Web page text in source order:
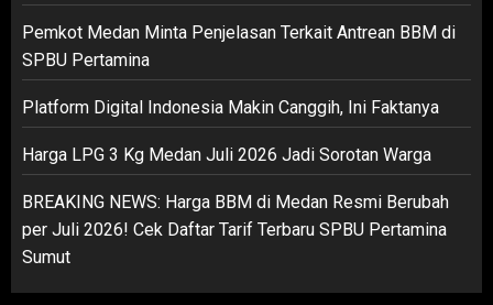
Pemkot Medan Minta Penjelasan Terkait Antrean BBM di
SPBU Pertamina
Platform Digital Indonesia Makin Canggih, Ini Faktanya
Harga LPG 3 Kg Medan Juli 2026 Jadi Sorotan Warga
BREAKING NEWS: Harga BBM di Medan Resmi Berubah
per Juli 2026! Cek Daftar Tarif Terbaru SPBU Pertamina
Sumut